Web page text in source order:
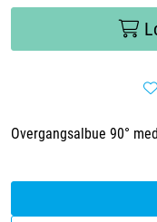
Overgangsalbue 90°